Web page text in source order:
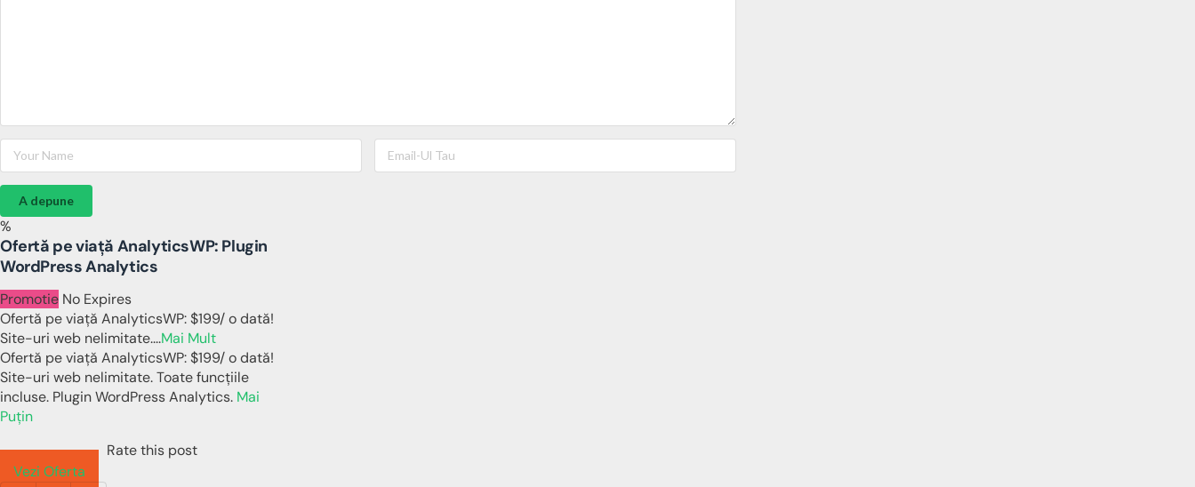
A depune
%
Ofertă pe viață AnalyticsWP: Plugin
WordPress Analytics
Promotie No Expires
Ofertă pe viață AnalyticsWP: $199/ o dată!
Site-uri web nelimitate....Mai Mult
Ofertă pe viață AnalyticsWP: $199/ o dată!
Site-uri web nelimitate. Toate funcțiile
incluse. Plugin WordPress Analytics. Mai
Puțin
Rate this post
Vezi Oferta